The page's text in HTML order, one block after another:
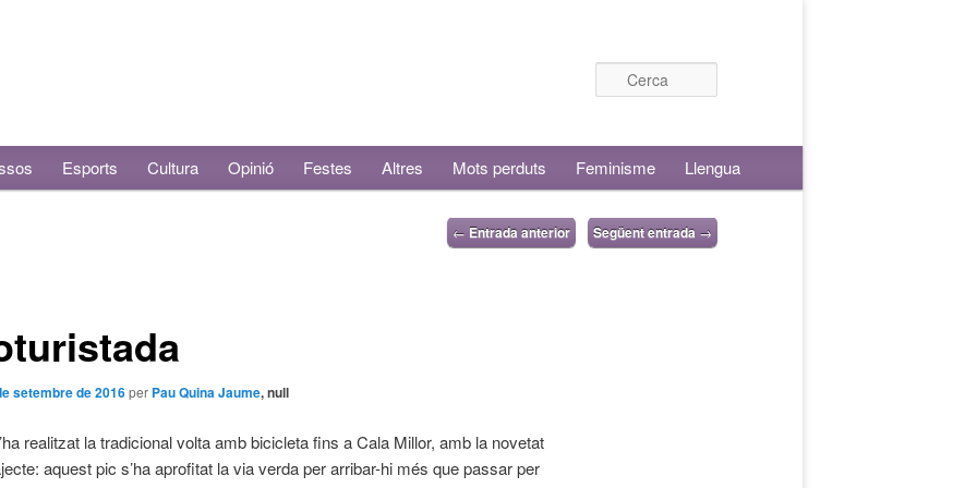
Esports Cultura Opinió Festes Altres Mots perduts Feminisme Llengua
← Entrada anterior Següent entrada →
setembre de 2016per Pau Quina Jaume, null
realitzat la tradicional volta amb bicicleta fins a Cala Millor, amb la novetat
aquest pic s’ha aprofitat la via verda per arribar-hi més que passar per